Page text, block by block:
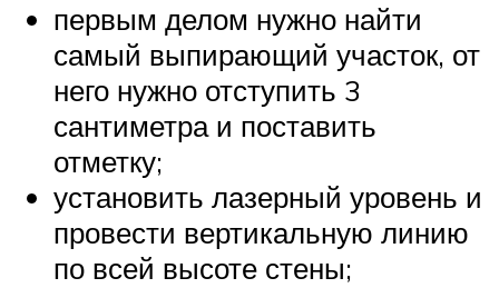
первым делом нужно найти
самый выпирающий участок, от
него нужно отступить 3
сантиметра и поставить
отметку;
установить лазерный уровень и
провести вертикальную линию
по всей высоте стены;